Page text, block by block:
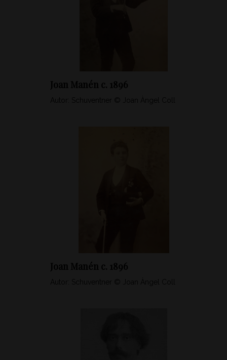
Joan Manén c. 1896
Autor: Schuventner © Joan Àngel Coll
Joan Manén c. 1896
Autor: Schuventner © Joan Àngel Coll